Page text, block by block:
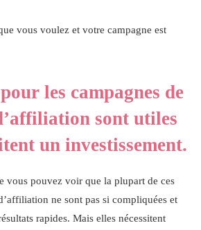
vous voulez et votre campagne est
les campagnes de
sont utiles
un investissement.
vous pouvez voir que la plupart de ces
ne sont pas si compliquées et
rapides. Mais elles nécessitent